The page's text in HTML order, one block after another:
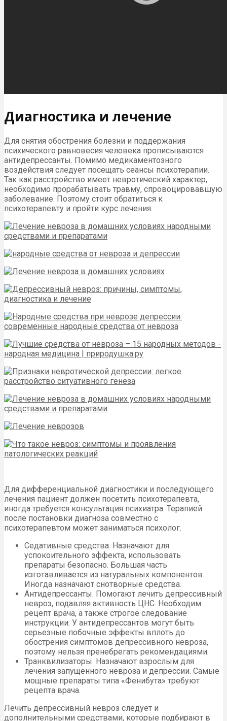
Диагностика и лечение
Для снятия обострения болезни и поддержания
психического равновесия человека прописываются
антидепрессанты. Помимо медикаментозного
воздействия следует посещать сеансы психотерапии.
Так как расстройство имеет невротический характер,
необходимо прорабатывать травму, спровоцировавшую
заболевание. Поэтому стоит обратиться к
психотерапевту и пройти курс лечения.
Для дифференциальной диагностики и последующего
лечения пациент должен посетить психотерапевта,
иногда требуется консультация психиатра. Терапией
после постановки диагноза совместно с
психотерапевтом может заниматься психолог.
Седативные средства. Назначают для
успокоительного эффекта, использовать
препараты безопасно. Большая часть
изготавливается из натуральных компонентов.
Иногда назначают снотворные средства.
Антидепрессанты. Помогают лечить депрессивный
невроз, подавляя активность ЦНС. Необходим
рецепт врача, а также строгое следование
инструкции. У антидепрессантов могут быть
серьезные побочные эффекты вплоть до
обострения симптомов депрессивного невроза,
поэтому нельзя пренебрегать рекомендациями.
Транквилизаторы. Назначают взрослым для
лечения запущенного невроза и депрессии. Самые
мощные препараты типа «Фенибута» требуют
рецепта врача.
Лечить депрессивный невроз следует и
дополнительными средствами, которые подбирают в